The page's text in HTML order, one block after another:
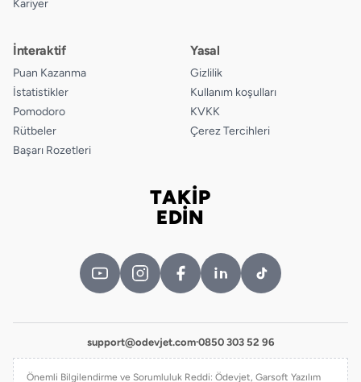
Kariyer
İnteraktif
Puan Kazanma
İstatistikler
Pomodoro
Rütbeler
Başarı Rozetleri
Yasal
Gizlilik
Kullanım koşulları
KVKK
Çerez Tercihleri
TAKİP
EDİN
support@odevjet.com·0850 303 52 96
Önemli Bilgilendirme ve Sorumluluk Reddi: Ödevjet, Garsoft Yazılım